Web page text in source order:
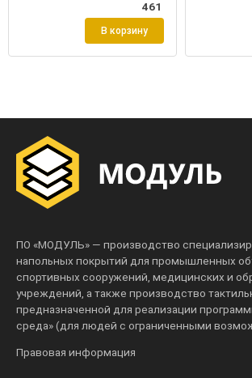
461
В корзину
ПО «МОДУЛЬ» — производство
напольных покрытий для промышленных
спортивных сооружений, медицинских и
учреждений, а также производство
предназначенной для реализации
среда» (для людей с ограниченными
Правовая информация